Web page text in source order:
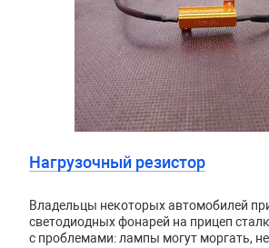
Нагрузочный резистор
Владельцы некоторых автомобилей
светодиодных фонарей на прицеп
с проблемами: лампы могут моргать,